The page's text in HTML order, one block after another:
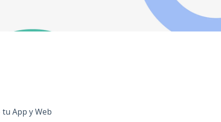
App y Web